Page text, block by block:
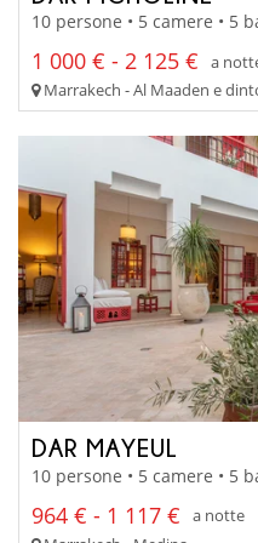
10 persone • 5 camere • 5
1 000 € - 2 125 €
a
Marrakech - Al Maaden e
DAR MAYEUL
10 persone • 5 camere • 5
964 € - 1 117 €
a notte